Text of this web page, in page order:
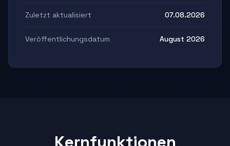
Zuletzt aktualisiert 07.08.2026
Veröffentlichungsdatum August 2026
Kernfunktionen